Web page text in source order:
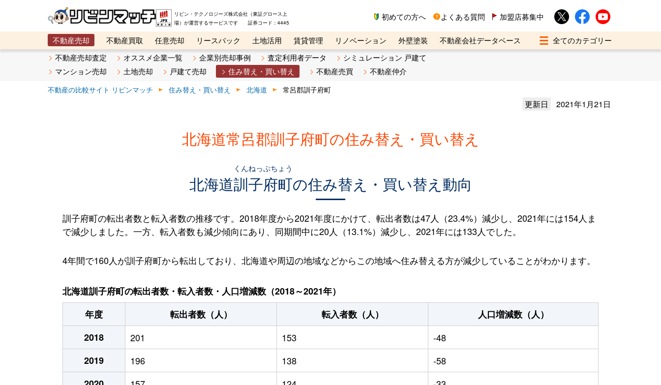
リビン・テクノロジーズ株式会社（東証グロース上
場）が運営するサービスです 証券コード：4445
初めての方へ よくある質問 加盟店募集中
不動産売却 不動産買取 任意売却 リースバック 土地活用 賃貸管理 リノベーション 外壁塗装
不動産会社データベース
メタ住宅展示場
ベスト不動産カンパニー オンライン講座 リビンマガジンBiz 不動産売却ご相談デスク
不動産売却査定 オススメ企業一覧 企業別売却事例 査定利用者データ
シミュレーション 戸建て
マンション売却
土地売却 戸建て売却 住み替え・買い替え 不動産売買 不動産仲介
不動産の比較サイト リビンマッチ 住み替え・買い替え 北海道 常呂郡訓子府町
更新日 2021年1月21日
北海道常呂郡訓子府町の住み替え・買い替え
北海道訓子府町
くんねっぷちょう
の住み替え・買い替え動向
訓子府町の転出者数と転入者数の推移です。2018年度から2021年度にかけて、転出者数は47人（23.4%）減少し、2021年には154人ま
で減少しました。一方、転入者数も減少傾向にあり、同期間中に20人（13.1%）減少し、2021年には133人でした。
4年間で160人が訓子府町から転出しており、北海道や周辺の地域などからこの地域へ住み替える方が減少していることがわかります。
北海道訓子府町の転出者数・転入者数・人口増減数（2018～2021年）
年度
転出者数（人） 転入者数（人）
人口増減数（人）
2018
201 153
-48
2019
196 138
-58